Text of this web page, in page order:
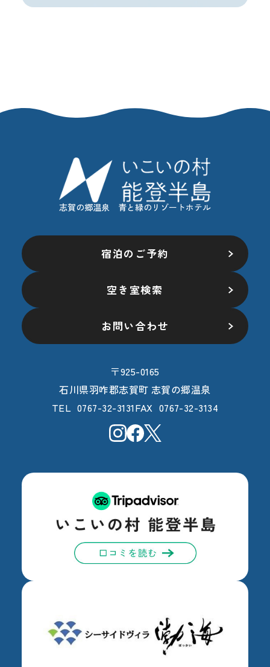
志賀の郷温泉 青と緑のリゾートホテル
〒925-0165
石川県羽咋郡志賀町 志賀の郷温泉
0767-32-3131
0767-32-3134
宿泊のご予約
空き室検索
お問い合わせ